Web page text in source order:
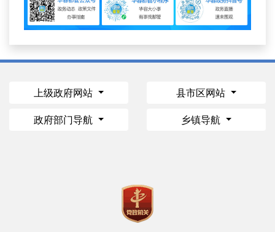
上级政府网站 县市区网站
政府部门导航 乡镇导航